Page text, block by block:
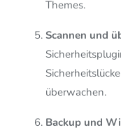
Themes.
Scannen und
überwachen.
Backup und